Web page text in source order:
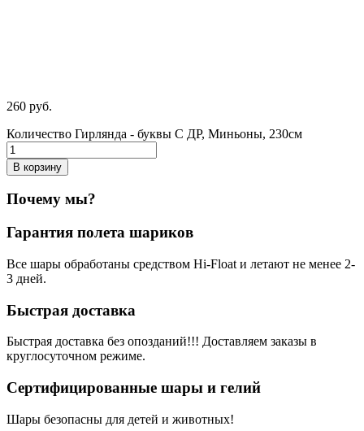
260 руб.
Количество Гирлянда - буквы С ДР, Миньоны, 230см
В корзину
Почему мы?
Гарантия полета шариков
Все шары обработаны средством Hi-Float и летают не менее 2-
3 дней.
Быстрая доставка
Быстрая доставка без опозданий!!! Доставляем заказы в
круглосуточном режиме.
Сертифицированные шары и гелий
Шары безопасны для детей и животных!